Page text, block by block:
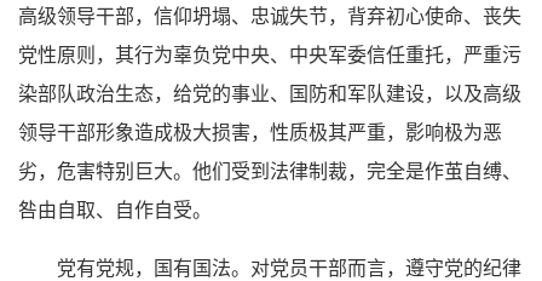
高级领导干部，信仰坍塌、忠诚失节，背弃初心使命、丧失
党性原则，其行为辜负党中央、中央军委信任重托，严重污
染部队政治生态，给党的事业、国防和军队建设，以及高级
领导干部形象造成极大损害，性质极其严重，影响极为恶
劣，危害特别巨大。他们受到法律制裁，完全是作茧自缚、
咎由自取、自作自受。
党有党规，国有国法。对党员干部而言，遵守党的纪律